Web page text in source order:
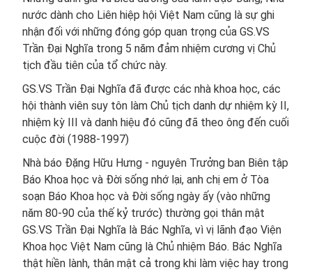
nước dành cho Liên hiệp hội Việt Nam cũng là sự ghi
nhận đối với những đóng góp quan trọng của GS.VS
Trần Đại Nghĩa trong 5 năm đảm nhiệm cương vị Chủ
tịch đầu tiên của tổ chức này.
GS.VS Trần Đại Nghĩa đã được các nhà khoa học, các
hội thành viên suy tôn làm Chủ tịch danh dự nhiệm kỳ II,
nhiệm kỳ III và danh hiệu đó cũng đã theo ông đến cuối
cuộc đời (1988-1997)​
Nhà báo Đặng Hữu Hưng - nguyên Trưởng ban Biên tập
Báo Khoa học và Đời sống nhớ lại, anh chị em ở Tòa
soạn Báo Khoa học và Đời sống ngày ấy (vào những
năm 80-90 của thế kỷ trước) thường gọi thân mật
GS.VS Trần Đại Nghĩa là Bác Nghĩa, vì vị lãnh đạo Viện
Khoa học Việt Nam cũng là Chủ nhiệm Báo. Bác Nghĩa
thật hiền lành, thân mật cả trong khi làm việc hay trong